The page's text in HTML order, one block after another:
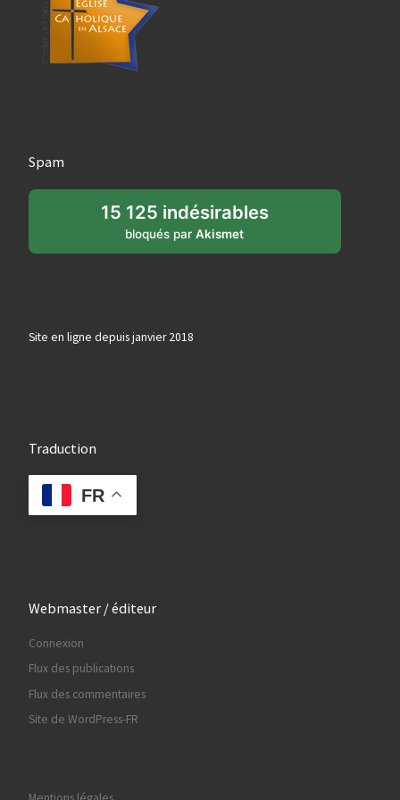
Spam
15 125 indésirables
bloqués parAkismet
Site en ligne depuis janvier 2018
Traduction
FR
Webmaster / éditeur
Connexion
Flux des publications
Flux des commentaires
Site de WordPress-FR